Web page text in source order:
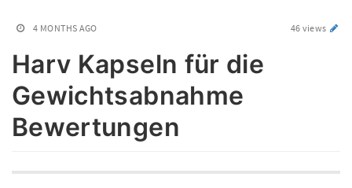
4 MONTHS AGO 46 views
Harv Kapseln für die
Gewichtsabnahme
Bewertungen